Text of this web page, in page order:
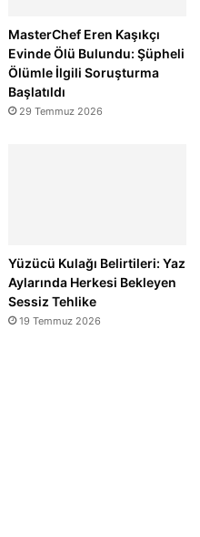
MasterChef Eren Kaşıkçı
Evinde Ölü Bulundu: Şüpheli
Ölümle İlgili Soruşturma
Başlatıldı
29 Temmuz 2026
Yüzücü Kulağı Belirtileri: Yaz
Aylarında Herkesi Bekleyen
Sessiz Tehlike
19 Temmuz 2026